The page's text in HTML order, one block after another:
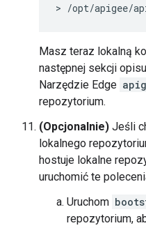
> /opt/apigee/
Masz teraz lokalną
następnej sekcji
Narzędzie Edge
repozytorium.
(Opcjonalnie) Jeśli
lokalnego
hostuje lokalne
uruchomić te
Uruchom
repozytorium,